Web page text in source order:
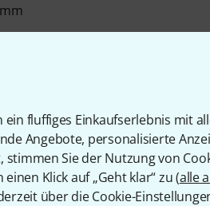
fluffiges Einkaufserlebnis mit
Angebote, personalisierte
stimmen Sie der Nutzung von
Klick auf „Geht klar“ zu (alle
über die Cookie-
Alle Preise inkl. MwSt.